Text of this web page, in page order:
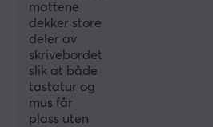
Ja
Belysning
No
Håndleddstøtte
Nei
mattene
dekker store
deler av
skrivebordet
slik at både
tastatur og
mus får
plass uten